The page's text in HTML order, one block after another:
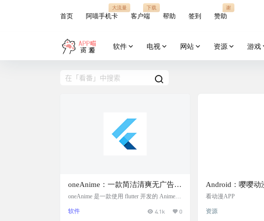
首页 阿喵手机卡
大流量
客户端
下载
帮助 签到 赞助
谢
软件 电视 网站 资源 游戏
oneAnime：一款简洁清爽无广告的
看番软件
oneAnime 是一款使用 flutter 开发的 Anime1
件。界面符合 Material You 规范。除了番
软件 4.1k 0
Android：嘤嘤动
看动漫APP
资源